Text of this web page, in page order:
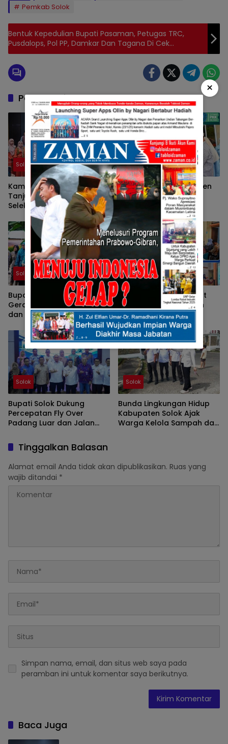
Pemkab Solok
Bentuk Kepedulian Bupati Pasaman, Petugas TRC,
Pusdalops, Pol PP, Damkar Dan Tagana Di Cek
Kesehatannya.
Pos Terkait
Solok
Kampung KB Nagari
Tanjung Balik Solok Ikuti
Seleksi Wawancara
Tingkat Nasional 2026
Solok
Ketua TP-PKK Kabupaten
Solok Tunjukkan
Kepedulian terhadap
Korban Bencana
Sepanjang 2025
Solok
Bupati Solok Ingatkan,
Gerakan PKK Harus Hadir
dan Memberi Manfaat
Nyata Bagi Masyarakat
Solok
Pemkab Solok Percepat
Penerapan Manajemen
Talenta ASN Melalui
Sosialisasi BKPSDM
Solok
Bupati Solok Dukung
Percepatan Fly Over
Padang Luar dan Jalan
Solok
Bunda Lingkungan Hidup
Kabupaten Solok Ajak
Warga Kelola Sampah dari
Tinggalkan Balasan
Alamat email Anda tidak akan dipublikasikan. Ruas yang
wajib ditandai *
Simpan nama, email, dan situs web saya pada
peramban ini untuk komentar saya berikutnya.
Baca Juga
×